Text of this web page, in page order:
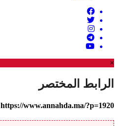
×
الرابط المختصر
https://www.annahda.ma/?p=1920